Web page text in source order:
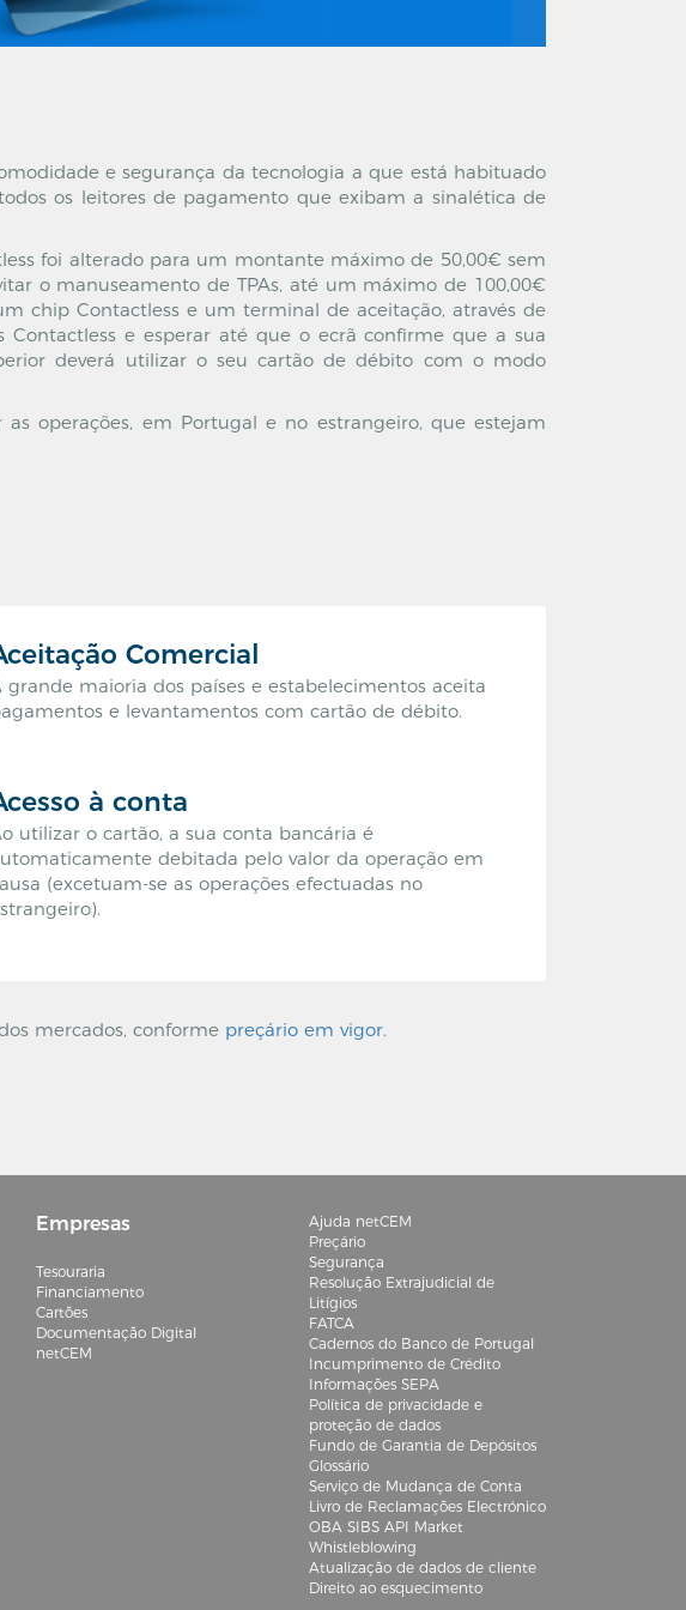
e segurança da tecnologia a que está habituado
os leitores de pagamento que exibam a sinalética de
foi alterado para um montante máximo de 50,00€ sem
o manuseamento de TPAs, até um máximo de 100,00€
chip Contactless e um terminal de aceitação, através de
e esperar até que o ecrã confirme que a sua
deverá utilizar o seu cartão de débito com o modo
operações, em Portugal e no estrangeiro, que estejam
Comercial
grande maioria dos países e estabelecimentos aceita
e levantamentos com cartão de débito.
à conta
utilizar o cartão, a sua conta bancária é
debitada pelo valor da operação em
(excetuam-se as operações efectuadas no
mercados, conforme preçário em vigor.
Empresas
Tesouraria
Financiamento
Cartões
Documentação Digital
netCEM
Ajuda netCEM
Preçário
Segurança
Resolução Extrajudicial de
Litígios
FATCA
Cadernos do Banco de Portugal
Incumprimento de Crédito
Informações SEPA
Política de privacidade e
proteção de dados
Fundo de Garantia de Depósitos
Glossário
Serviço de Mudança de Conta
Livro de Reclamações Electrónico
OBA SIBS API Market
Whistleblowing
Atualização de dados de cliente
Direito ao esquecimento